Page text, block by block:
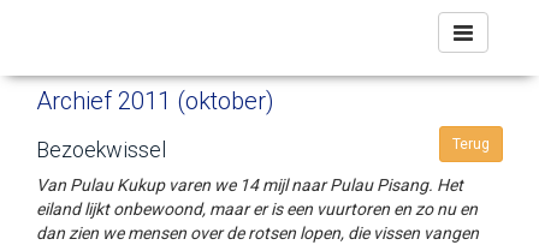
Toggle
navigation
Archief 2011 (oktober)
Terug
Bezoekwissel
Van Pulau Kukup varen we 14 mijl naar Pulau Pisang. Het
eiland lijkt onbewoond, maar er is een vuurtoren en zo nu en
dan zien we mensen over de rotsen lopen, die vissen vangen